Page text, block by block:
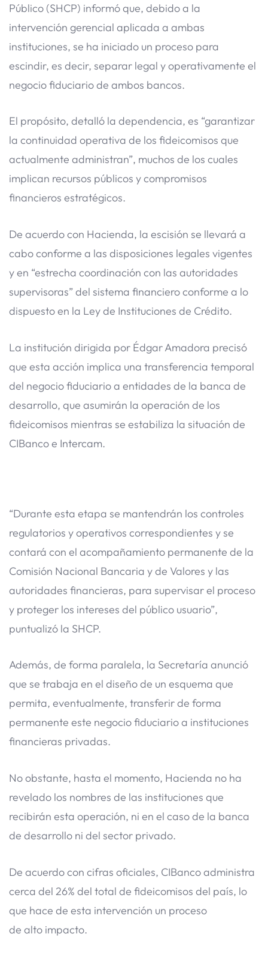
Público (SHCP) informó que, debido a la
intervención gerencial aplicada a ambas
instituciones, se ha iniciado un proceso para
escindir, es decir, separar legal y operativamente el
negocio fiduciario de ambos bancos.
El propósito, detalló la dependencia, es “garantizar
la continuidad operativa de los fideicomisos que
actualmente administran”, muchos de los cuales
implican recursos públicos y compromisos
financieros estratégicos.
De acuerdo con Hacienda, la escisión se llevará a
cabo conforme a las disposiciones legales vigentes
y en “estrecha coordinación con las autoridades
supervisoras” del sistema financiero conforme a lo
dispuesto en la Ley de Instituciones de Crédito.
La institución dirigida por Édgar Amadora precisó
que esta acción implica una transferencia temporal
del negocio fiduciario a entidades de la banca de
desarrollo, que asumirán la operación de los
fideicomisos mientras se estabiliza la situación de
CIBanco e Intercam.
“Durante esta etapa se mantendrán los controles
regulatorios y operativos correspondientes y se
contará con el acompañamiento permanente de la
Comisión Nacional Bancaria y de Valores y las
autoridades financieras, para supervisar el proceso
y proteger los intereses del público usuario”,
puntualizó la SHCP.
Además, de forma paralela, la Secretaría anunció
que se trabaja en el diseño de un esquema que
permita, eventualmente, transferir de forma
permanente este negocio fiduciario a instituciones
financieras privadas.
No obstante, hasta el momento, Hacienda no ha
revelado los nombres de las instituciones que
recibirán esta operación, ni en el caso de la banca
de desarrollo ni del sector privado.
De acuerdo con cifras oficiales, CIBanco administra
cerca del 26% del total de fideicomisos del país, lo
que hace de esta intervención un proceso
de alto impacto.